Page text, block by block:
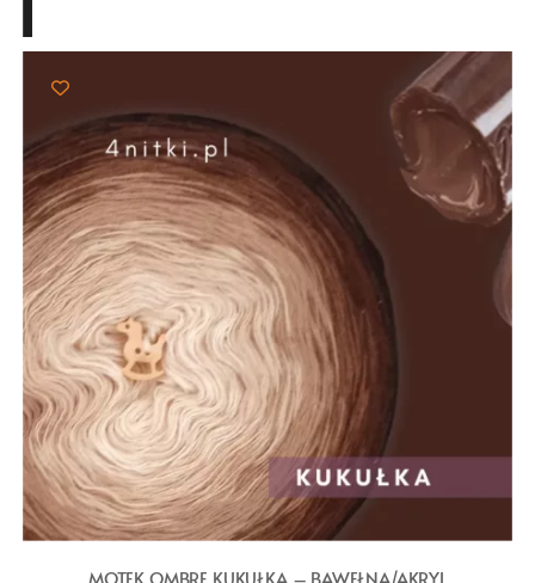
MOTEK OMBRE KUKUŁKA – BAWEŁNA/AKRYL